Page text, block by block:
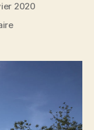
2020
sur
lierre